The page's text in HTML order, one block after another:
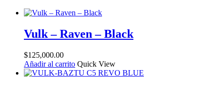
Vulk – Raven – Black
$125,000.00
Añadir al carrito Quick View